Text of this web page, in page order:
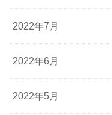
2022年7月
2022年6月
2022年5月